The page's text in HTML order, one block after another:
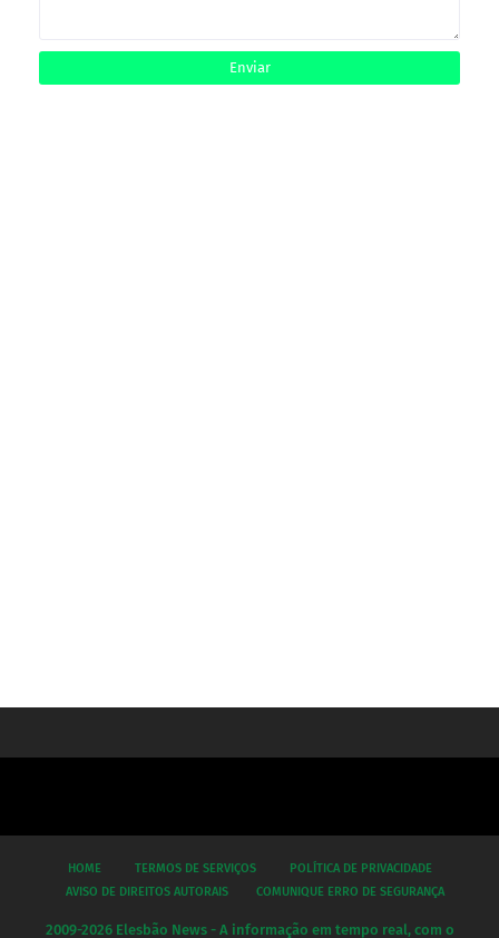
HOME TERMOS DE SERVIÇOS
POLÍTICA DE PRIVACIDADE
AVISO DE DIREITOS AUTORAIS
COMUNIQUE ERRO DE SEGURANÇA
2009-2026 Elesbão News - A informação em tempo real, com o